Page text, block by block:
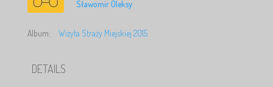
Sławomir Oleksy
Album: Wizyta Straży Miejskiej 2015
DETAILS